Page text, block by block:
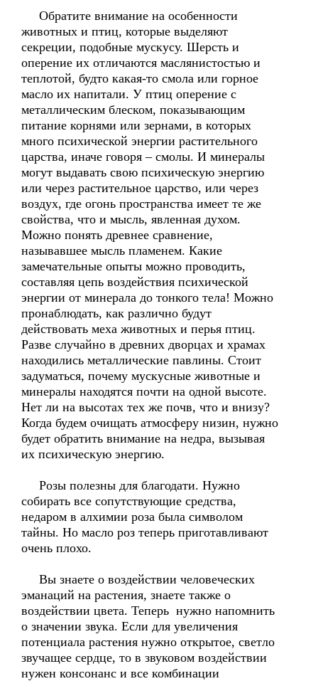
Обратите внимание на особенности
животных и птиц, которые выделяют
секреции, подобные мускусу. Шерсть и
оперение их отличаются маслянистостью и
теплотой, будто какая-то смола или горное
масло их напитали. У птиц оперение с
металлическим блеском, показывающим
питание корнями или зернами, в которых
много психической энергии растительного
царства, иначе говоря – смолы. И минералы
могут выдавать свою психическую энергию
или через растительное царство, или через
воздух, где огонь пространства имеет те же
свойства, что и мысль, явленная духом.
Можно понять древнее сравнение,
называвшее мысль пламенем. Какие
замечательные опыты можно проводить,
составляя цепь воздействия психической
энергии от минерала до тонкого тела! Можно
пронаблюдать, как различно будут
действовать меха животных и перья птиц.
Разве случайно в древних дворцах и храмах
находились металлические павлины. Стоит
задуматься, почему мускусные животные и
минералы находятся почти на одной высоте.
Нет ли на высотах тех же почв, что и внизу?
Когда будем очищать атмосферу низин, нужно
будет обратить внимание на недра, вызывая
их психическую энергию.
Розы полезны для благодати. Нужно
собирать все сопутствующие средства,
недаром в алхимии роза была символом
тайны. Но масло роз теперь приготавливают
очень плохо.
Вы знаете о воздействии человеческих
эманаций на растения, знаете также о
воздействии цвета. Теперь нужно напомнить
о значении звука. Если для увеличения
потенциала растения нужно открытое, светло
звучащее сердце, то в звуковом воздействии
нужен консонанс и все комбинации